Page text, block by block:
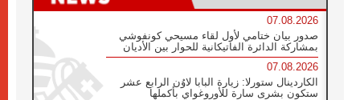
07.08.2026
صدور بيان ختامي لأول لقاء مسيحي كونفوشي
بمشاركة الدائرة الفاتيكانية للحوار بين الأديان
07.08.2026
الكاردينال ستورلا: زيارة البابا لاوُن الرابع عشر
ستكون بشرى سارة للأوروغواي بأكملها